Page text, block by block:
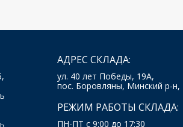
АДРЕС СКЛАДА:
ул. 40 лет Победы, 19А,
пос. Боровляны, Минский р-н,
РЕЖИМ РАБОТЫ СКЛАДА:
ПН-ПТ с 9:00 до 17:30